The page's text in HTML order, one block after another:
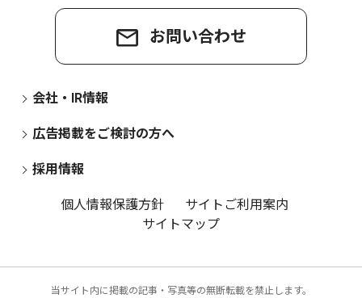
お問い合わせ
会社・IR情報
広告掲載をご検討の方へ
採用情報
個人情報保護方針
サイトご利用案内
サイトマップ
当サイト内に掲載の記事・写真等の無断転載を禁止します。